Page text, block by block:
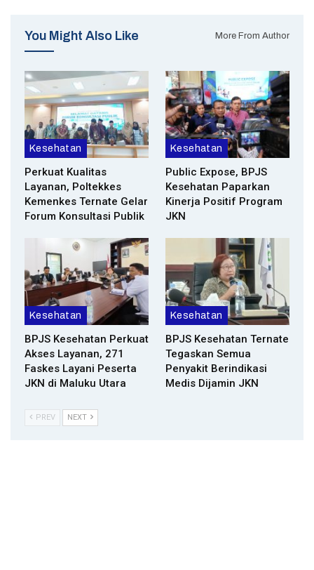
You Might Also Like More From Author
Kesehatan
Perkuat Kualitas
Layanan, Poltekkes
Kemenkes Ternate Gelar
Forum Konsultasi Publik
Kesehatan
Public Expose, BPJS
Kesehatan Paparkan
Kinerja Positif Program
JKN
Kesehatan
BPJS Kesehatan Perkuat
Akses Layanan, 271
Faskes Layani Peserta
JKN di Maluku Utara
Kesehatan
BPJS Kesehatan Ternate
Tegaskan Semua
Penyakit Berindikasi
Medis Dijamin JKN
PREV NEXT